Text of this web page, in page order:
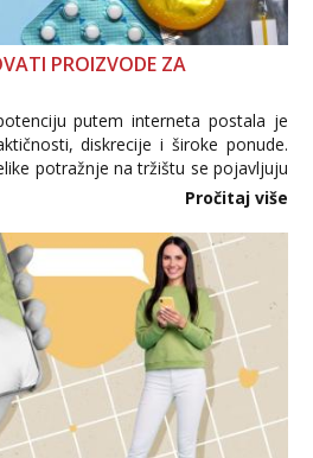
PROIZVODE ZA
putem interneta postala je
diskrecije i široke ponude.
potražnje na tržištu se pojavljuju
nepouzdane internetske
Pročitaj više